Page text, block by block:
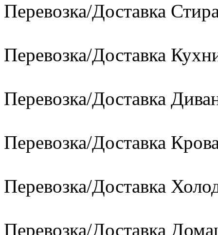
Перевозка/Доставка
Перевозка/Доставка
Перевозка/Доставка
Перевозка/Доставка
Перевозка/Доставка
Перевозка/Доставка